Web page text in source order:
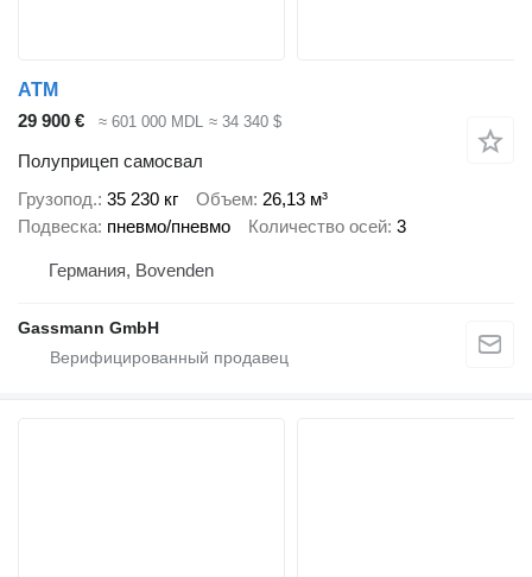
ATM
29 900 €
≈ 601 000 MDL ≈ 34 340 $
Полуприцеп самосвал
Грузопод. 35 230 кг Объем 26,13 м³
Подвеска пневмо/пневмо Количество осей 3
Германия, Bovenden
Gassmann GmbH